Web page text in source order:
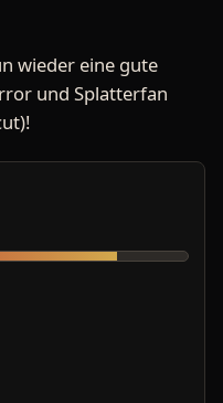
wieder eine gute
und Splatterfan